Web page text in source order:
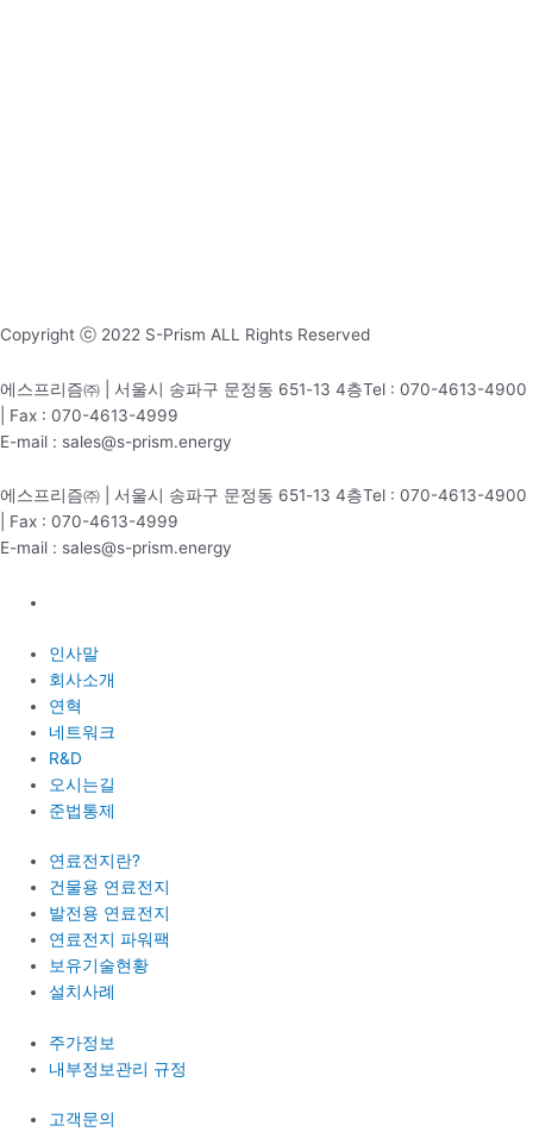
Copyright ⓒ 2022 S-Prism ALL Rights Reserved
에스프리즘㈜ | 서울시 송파구 문정동 651-13 4층Tel : 070-4613-4900
| Fax : 070-4613-4999
E-mail : sales@s-prism.energy
에스프리즘㈜ | 서울시 송파구 문정동 651-13 4층Tel : 070-4613-4900
| Fax : 070-4613-4999
E-mail : sales@s-prism.energy
인사말
회사소개
연혁
네트워크
R&D
오시는길
준법통제
연료전지란?
건물용 연료전지
발전용 연료전지
연료전지 파워팩
보유기술현황
설치사례
주가정보
내부정보관리 규정
고객문의